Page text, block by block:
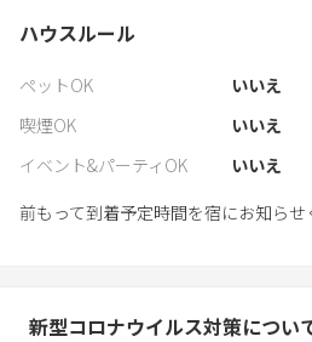
ハウスルール
ペットOK
いいえ
喫煙OK
いいえ
イベント&パーティOK
いいえ
前もって到着予定時間を宿にお知らせ
新型コロナウイルス対策につい